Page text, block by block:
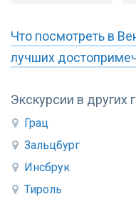
Экскурсии в других
Грац
Зальцбург
Инсбрук
Тироль
Что посмотреть в
лучших